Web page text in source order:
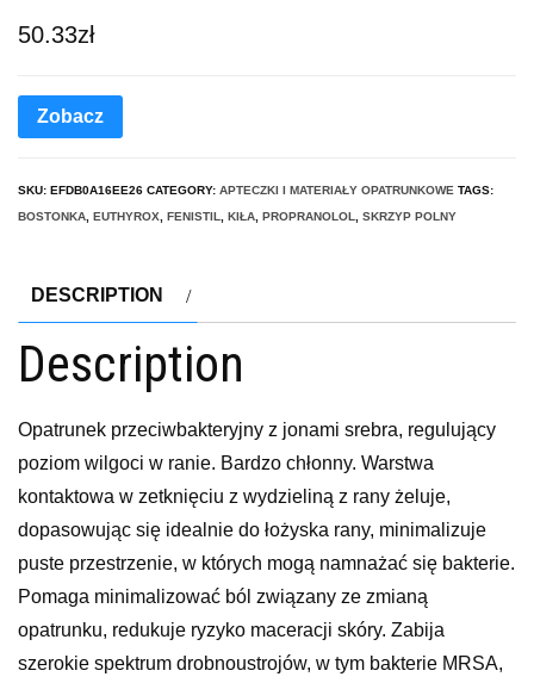
50.33zł
Zobacz
SKU: EFDB0A16EE26 CATEGORY: APTECZKI I MATERIAŁY OPATRUNKOWE TAGS:
BOSTONKA EUTHYROX FENISTIL KIŁA PROPRANOLOL SKRZYP POLNY
DESCRIPTION
Description
Opatrunek przeciwbakteryjny z jonami srebra, regulujący
poziom wilgoci w ranie. Bardzo chłonny. Warstwa
kontaktowa w zetknięciu z wydzieliną z rany żeluje,
dopasowując się idealnie do łożyska rany, minimalizuje
puste przestrzenie, w których mogą namnażać się bakterie.
Pomaga minimalizować ból związany ze zmianą
opatrunku, redukuje ryzyko maceracji skóry. Zabija
szerokie spektrum drobnoustrojów, w tym bakterie MRSA,